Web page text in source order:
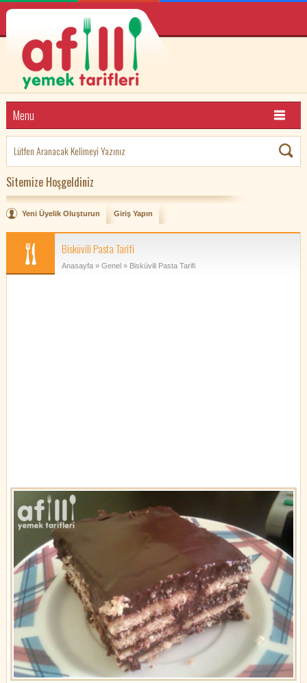
Menu
Sitemize Hoşgeldiniz
Yeni Üyelik Oluşturun Giriş Yapın
Bisküvili Pasta Tarifi
Anasayfa» Genel» Bisküvili Pasta Tarifi